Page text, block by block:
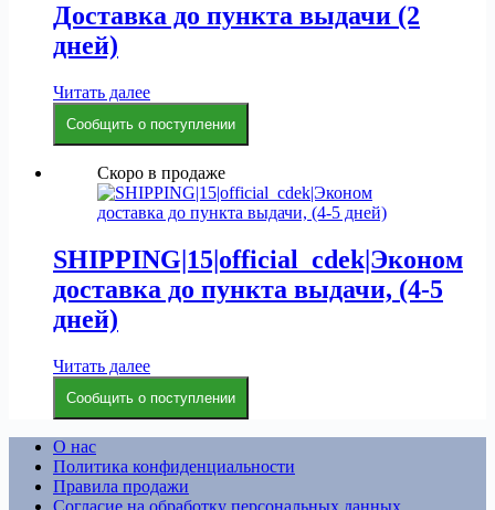
Доставка до пункта выдачи (2
дней)
Читать далее
Сообщить о поступлении
Скоро в продаже
SHIPPING|15|official_cdek|Эконом
доставка до пункта выдачи, (4-5
дней)
Читать далее
Сообщить о поступлении
О нас
Политика конфиденциальности
Правила продажи
Согласие на обработку персональных данных